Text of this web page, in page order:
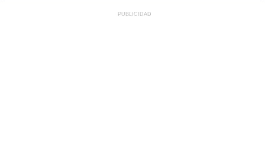
PUBLICIDAD